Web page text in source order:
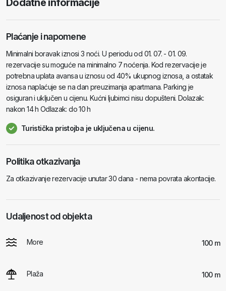
Dodatne informacije
Plaćanje i napomene
Minimalni boravak iznosi 3 noći. U periodu od 01. 07. - 01. 09.
rezervacije su moguće na minimalno 7 noćenja. Kod rezervacije je
potrebna uplata avansa u iznosu od 40% ukupnog iznosa, a ostatak
iznosa naplaćuje se na dan preuzimanja apartmana. Parking je
osiguran i uključen u cijenu. Kućni ljubimci nisu dopušteni. Dolazak:
nakon 14 h Odlazak: do 10 h
Turistička pristojba je uključena u cijenu.
Politika otkazivanja
Za otkazivanje rezervacije unutar 30 dana - nema povrata akontacije.
Udaljenost od objekta
More 100 m
Plaža 100 m